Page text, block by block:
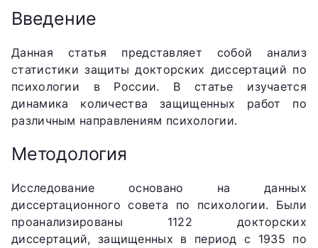
Введение
Данная статья представляет собой анализ
статистики защиты докторских диссертаций по
психологии в России. В статье изучается
динамика количества защищенных работ по
различным направлениям психологии.
Методология
Исследование основано на данных
диссертационного совета по психологии. Были
проанализированы 1122 докторских
диссертаций, защищенных в период с 1935 по